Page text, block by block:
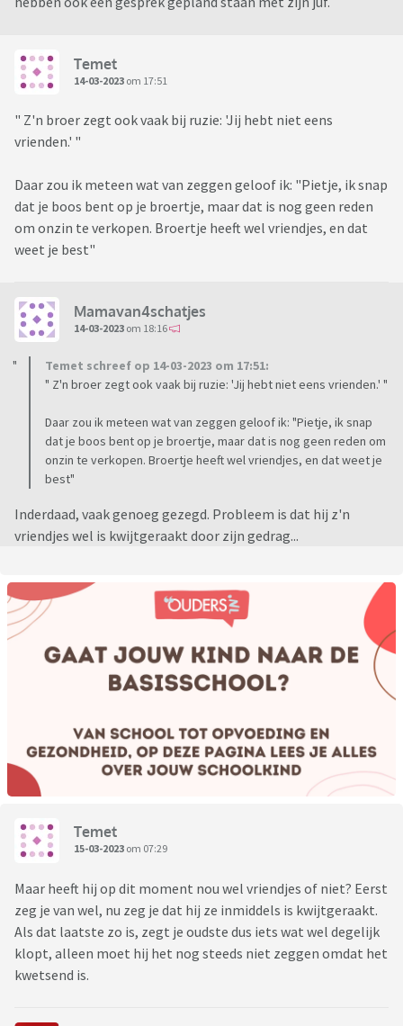
Temet
14-03-2023 om 17:51
" Z'n broer zegt ook vaak bij ruzie: 'Jij hebt niet eens
vrienden.' "
Daar zou ik meteen wat van zeggen geloof ik: "Pietje, ik snap
dat je boos bent op je broertje, maar dat is nog geen reden
om onzin te verkopen. Broertje heeft wel vriendjes, en dat
weet je best"
Mamavan4schatjes
14-03-2023 om 18:16
Temet schreef op 14-03-2023 om 17:51:
" Z'n broer zegt ook vaak bij ruzie: 'Jij hebt niet eens vrienden.' "
Daar zou ik meteen wat van zeggen geloof ik: "Pietje, ik snap
dat je boos bent op je broertje, maar dat is nog geen reden om
onzin te verkopen. Broertje heeft wel vriendjes, en dat weet je
best"
Inderdaad, vaak genoeg gezegd. Probleem is dat hij z'n
vriendjes wel is kwijtgeraakt door zijn gedrag...
Temet
15-03-2023 om 07:29
Maar heeft hij op dit moment nou wel vriendjes of niet? Eerst
zeg je van wel, nu zeg je dat hij ze inmiddels is kwijtgeraakt.
Als dat laatste zo is, zegt je oudste dus iets wat wel degelijk
klopt, alleen moet hij het nog steeds niet zeggen omdat het
kwetsend is.